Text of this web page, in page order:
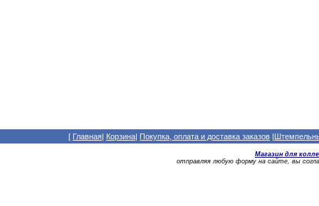
[ Главная| Корзина| Покупка, оплата и доставка заказов |
Магазин для
отправляя любую форму на сайте, вы